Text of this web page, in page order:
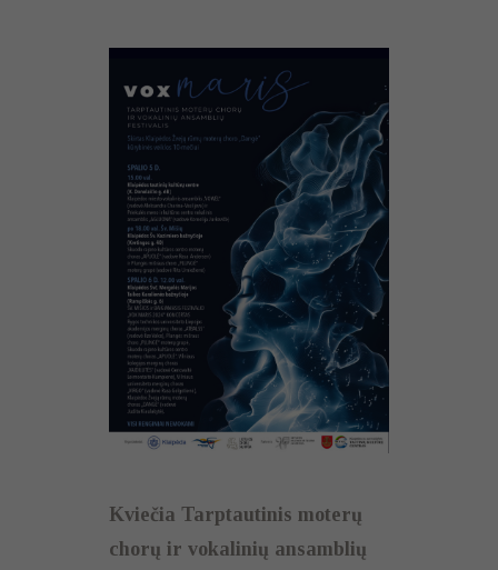
Kviečia Tarptautinis moterų
chorų ir vokalinių ansamblių